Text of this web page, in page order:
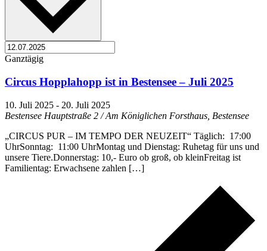
Ganztägig
Circus Hopplahopp ist in Bestensee – Juli 2025
10. Juli 2025 - 20. Juli 2025
Bestensee Hauptstraße 2 / Am Königlichen Forsthaus, Bestensee
„CIRCUS PUR – IM TEMPO DER NEUZEIT“ Täglich: 17:00
UhrSonntag: 11:00 UhrMontag und Dienstag: Ruhetag für uns und
unsere Tiere.Donnerstag: 10,- Euro ob groß, ob kleinFreitag ist
Familientag: Erwachsene zahlen […]